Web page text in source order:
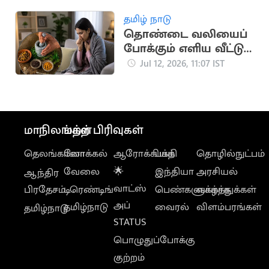
தமிழ் நாடு
தொண்டை வலியைப்
போக்கும் எளிய வீட்டு
வைத்தியங்கள்
Jul 12, 2026, 11:07 IST
மாநிலங்கள்
தெலங்கானா
ஆந்திர
பிரதேசம்
தமிழ்நாடு
மற்ற பிரிவுகள்
லோக்கல்
வேலை
டிரெண்டிங்
தமிழ்நாடு
ஆரோக்கியம்
🌟
வாட்ஸ்
அப்
STATUS
பொழுதுப்போக்கு
குற்றம்
பக்தி
இந்தியா
பெண்களுக்காக
வைரல்
தொழில்நுட்பம்
அரசியல்
வாழ்த்துக்கள்
விளம்பரங்கள்